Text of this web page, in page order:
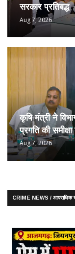
सरकार
Aug 7, 2026
कृषि मंत्री ने
प्रगति की समीक्षा
Aug 7, 2026
CRIME NEWS / आपराधिक